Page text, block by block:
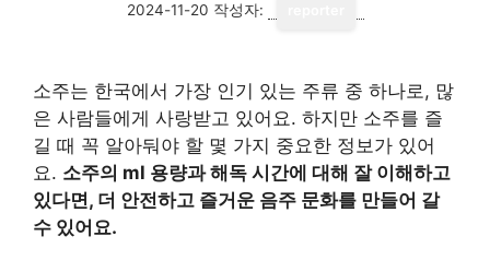
2024-11-20 작성자:
소주는 한국에서 가장 인기 있는 주류 중 하나로, 많
은 사람들에게 사랑받고 있어요. 하지만 소주를 즐
길 때 꼭 알아둬야 할 몇 가지 중요한 정보가 있어
요. 소주의 ml 용량과 해독 시간에 대해 잘 이해하고
있다면, 더 안전하고 즐거운 음주 문화를 만들어 갈
수 있어요.